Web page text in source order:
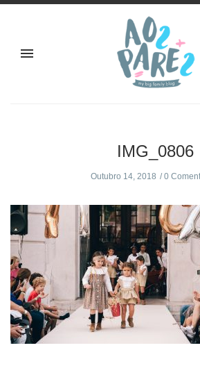
IMG_0806
Outubro 14, 2018 0